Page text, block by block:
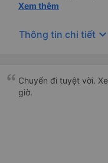
tốt hơn nhiều so với
Tuy nhiên, điều tốt
xe buýt/dịch vụ này đi
buýt suốt chặng
Xem thêm
Thông tin chi tiết keyboard_arrow_down
Chuyến đi tuyệt vời.
giờ.